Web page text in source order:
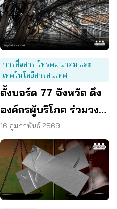
การสื่อสาร โทรคมนาคม และ
เทคโนโลยีสารสนเทศ
ตั้งบอร์ด 77 จังหวัด ดึง
องค์กรผู้บริโภค ร่วมวง
ยุติปัญหา สายสื่อสาร
มรณะ
16 กุมภาพันธ์ 2569